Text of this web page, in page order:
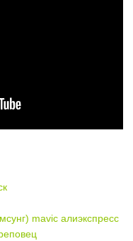
mavic алиэкспресс